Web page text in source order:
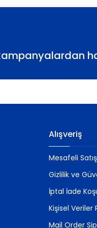
Gönder
Alışveriş
Mesafeli
Gizlilik ve
İptal İade
Kişisel Veriler
Mail Order